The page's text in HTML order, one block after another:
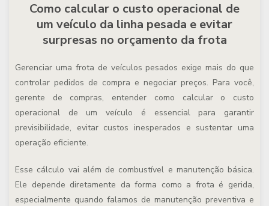
Como calcular o custo operacional de
um veículo da linha pesada e evitar
surpresas no orçamento da frota
Gerenciar uma frota de veículos pesados exige mais do que
controlar pedidos de compra e negociar preços. Para você,
gerente de compras, entender como calcular o custo
operacional de um veículo é essencial para garantir
previsibilidade, evitar custos inesperados e sustentar uma
operação eficiente.
Esse cálculo vai além de combustível e manutenção básica.
Ele depende diretamente da forma como a frota é gerida,
especialmente quando falamos de manutenção preventiva e